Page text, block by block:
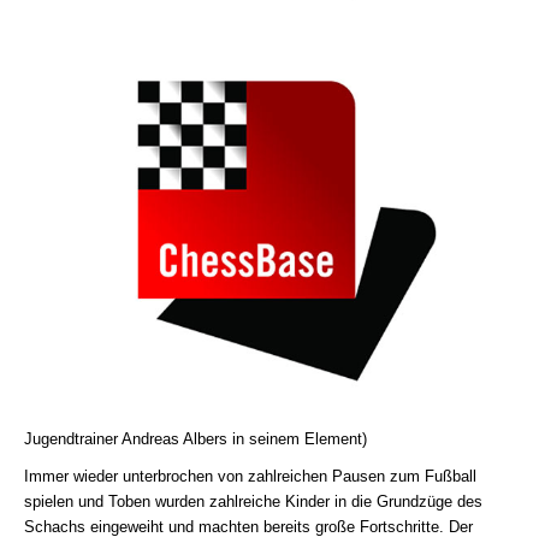
Jugendtrainer Andreas Albers in seinem Element)
Immer wieder unterbrochen von zahlreichen Pausen zum Fußball
spielen und Toben wurden zahlreiche Kinder in die Grundzüge des
Schachs eingeweiht und machten bereits große Fortschritte. Der